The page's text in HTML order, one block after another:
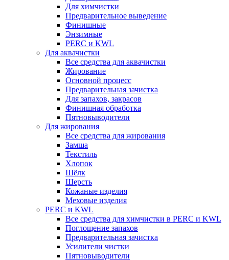
Для химчистки
Предварительное выведение
Финишные
Энзимные
PERC и KWL
Для аквачистки
Все средства для аквачистки
Жирование
Основной процесс
Предварительная зачистка
Для запахов, закрасов
Финишная обработка
Пятновыводители
Для жирования
Все средства для жирования
Замша
Текстиль
Хлопок
Шёлк
Шерсть
Кожаные изделия
Меховые изделия
PERC и KWL
Все средства для химчистки в PERC и KWL
Поглощение запахов
Предварительная зачистка
Усилители чистки
Пятновыводители